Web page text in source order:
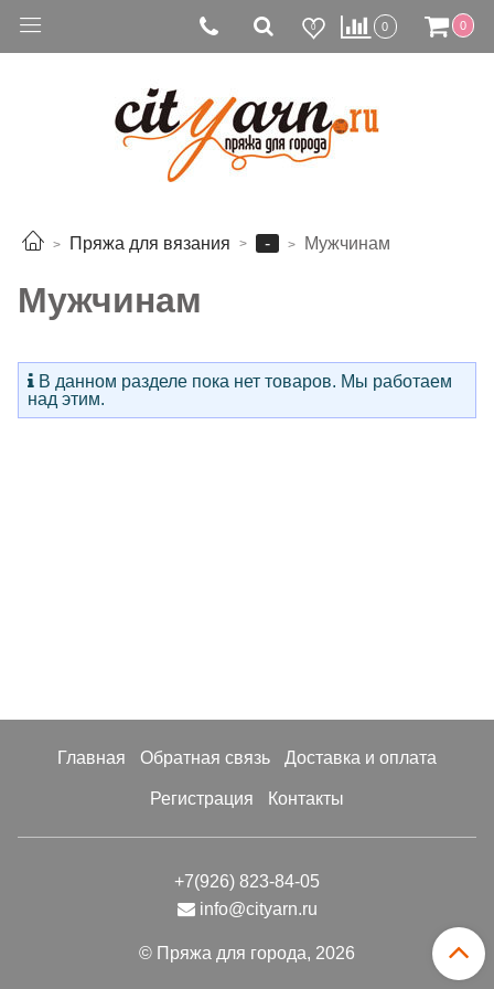
0 0 0
Пряжа для вязания - Мужчинам
Мужчинам
В данном разделе пока нет товаров. Мы работаем
над этим.
Главная Обратная связь Доставка и оплата
Регистрация Контакты
+7(926) 823-84-05
info@cityarn.ru
© Пряжа для города, 2026